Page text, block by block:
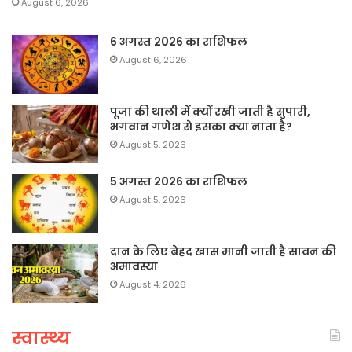
6 अगस्त 2026 का राशिफल
August 6, 2026
पूजा की थाली में क्यों रखी जाती है सुपारी,
भगवान गणेश से इसका क्या नाता है?
August 5, 2026
5 अगस्त 2026 का राशिफल
August 5, 2026
दान के लिए बेहद खास मानी जाती है सावन की
अमावस्या
August 4, 2026
स्वास्थ्य